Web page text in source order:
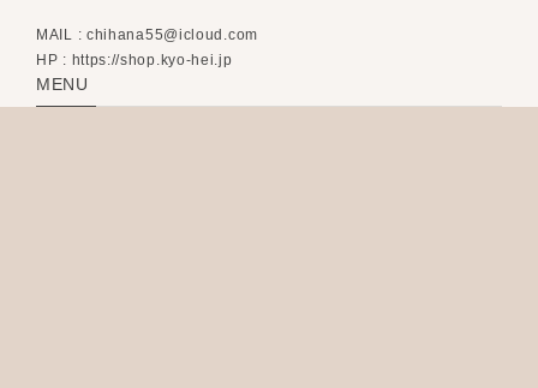
MAIL : chihana55@icloud.com
HP : https://shop.kyo-hei.jp
MENU